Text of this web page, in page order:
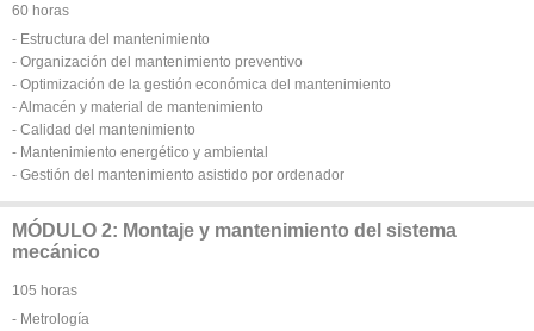
60 horas
- Estructura del mantenimiento
- Organización del mantenimiento preventivo
- Optimización de la gestión económica del mantenimiento
- Almacén y material de mantenimiento
- Calidad del mantenimiento
- Mantenimiento energético y ambiental
- Gestión del mantenimiento asistido por ordenador
MÓDULO 2: Montaje y mantenimiento del sistema
mecánico
105 horas
- Metrología